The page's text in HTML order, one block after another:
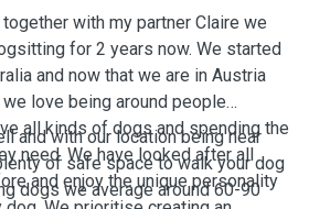
with my partner Claire we
for 2 years now. We started
and now that we are in Austria
love being around people
all kinds of dogs and spending the
need. We have looked after all
and enjoy the unique personality
and with our location being near
of safe space to walk your dog
dogs we average around 60-90